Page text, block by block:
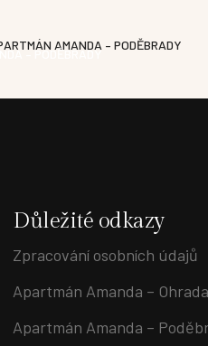
– PODĚBRADY
AMANDA – PODĚBRADY
Důležité odkazy
Zpracování osobních údajů
Apartmán Amanda – Ohrada
Apartmán Amanda –